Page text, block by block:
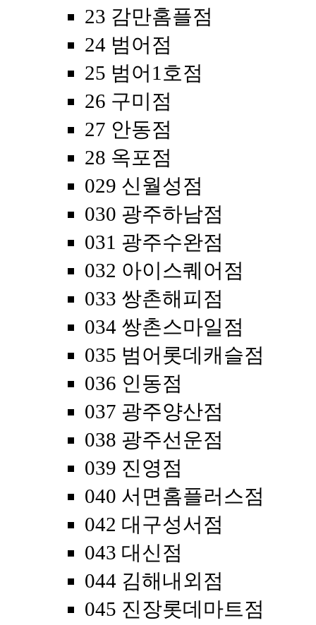
23 감만홈플점
24 범어점
25 범어1호점
26 구미점
27 안동점
28 옥포점
029 신월성점
030 광주하남점
031 광주수완점
032 아이스퀘어점
033 쌍촌해피점
034 쌍촌스마일점
035 범어롯데캐슬점
036 인동점
037 광주양산점
038 광주선운점
039 진영점
040 서면홈플러스점
042 대구성서점
043 대신점
044 김해내외점
045 진장롯데마트점